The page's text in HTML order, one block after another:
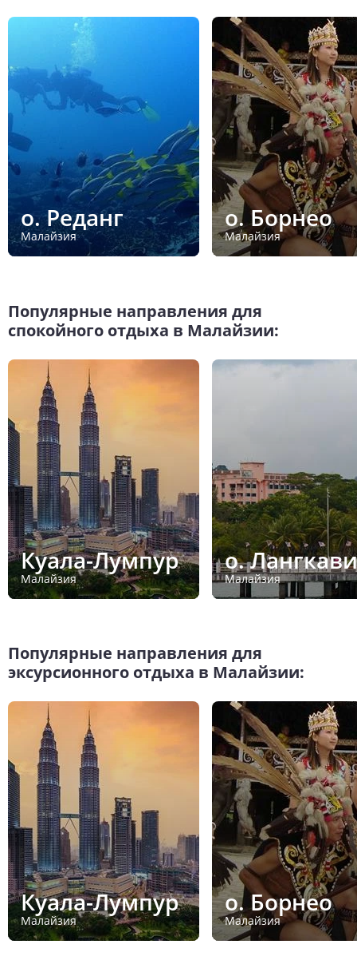
о. Реданг
Малайзия
о. Борнео
Малайзия
Популярные направления для
спокойного отдыха в Малайзии:
Куала-Лумпур
Малайзия
о. Лангкави
Малайзия
Популярные направления для
эксурсионного отдыха в Малайзии:
Куала-Лумпур
Малайзия
о. Борнео
Малайзия